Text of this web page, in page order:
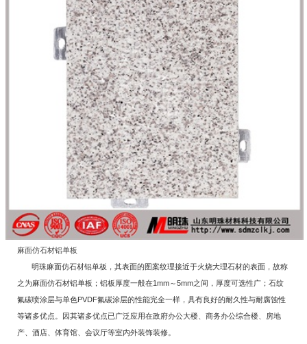
麻面仿石材铝单板
明珠麻面仿石材铝单板，其表面的图案纹理接近于火烧大理石材的表面，故称
之为麻面仿石材铝单板；铝板厚度一般在1mm～5mm之间，厚度可选性广；石纹
氟碳喷涂层与单色PVDF氟碳涂层的性能完全一样，具有良好的耐久性与耐腐蚀性
等诸多优点。因其诸多优点已广泛应用在政府办公大楼、商务办公综合楼、房地
产、酒店、体育馆、会议厅等室内外装饰装修。